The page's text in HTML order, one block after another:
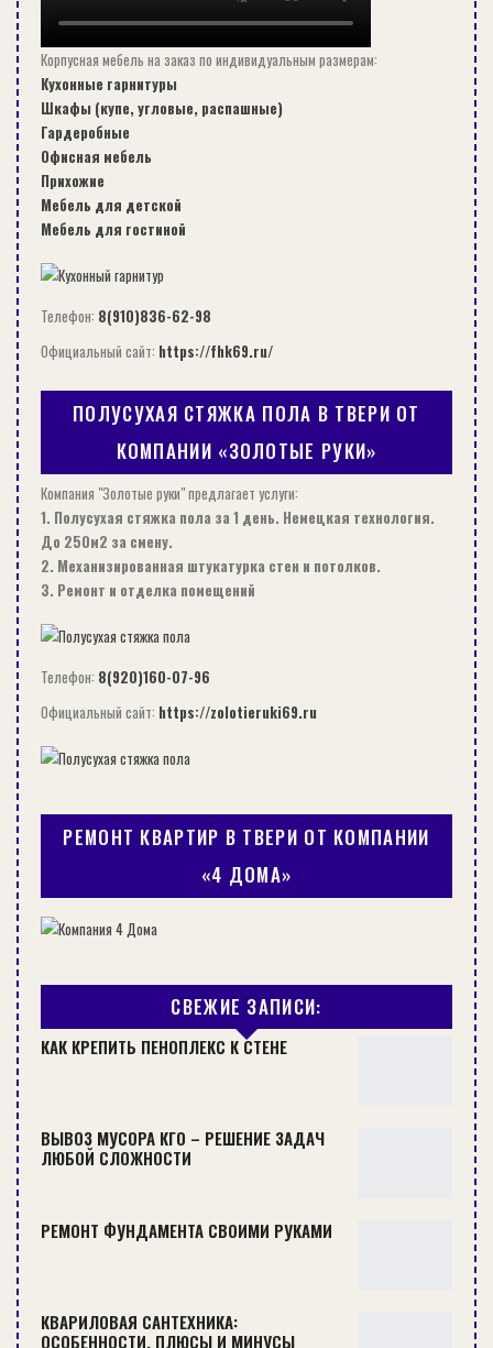
СОВРЕМЕННОЕ СТРОИТЕЛЬСТВО ДЕРЕВЯННЫХ КАРКАСНЫХ
ДОМОВ: ОТ…
ПОЛУСУХАЯ СТЯЖКА ПОЛА В ТВЕРИ ОТ КОМПАНИИ «ЗОЛОТЫЕ…
РЕМОНТ
АККУМУЛЯТОРНЫЙ ИНСТРУМЕНТ ДЛЯ ДОМА В ВОПРОСАХ И
ОТВЕТАХ
РЕМОНТ
3 ВАРИАНТА ОТДЕЛКИ ДЕРЕВЯННОЙ ВХОДНОЙ ДВЕРИ С
ПОМОЩЬЮ КРАСКИ
Преимущества и особенности
Качество и здоровье растений: В
Корпусная мебель на заказ по индивидуальным размерам:
Кухонные гарнитуры
Шкафы (купе, угловые, распашные)
Гардеробные
Офисная мебель
Прихожие
Мебель для детской
Мебель для гостиной
Телефон: 8(910)836-62-98
Официальный сайт: https://fhk69.ru/
ПОЛУСУХАЯ СТЯЖКА ПОЛА В ТВЕРИ ОТ
КОМПАНИИ «ЗОЛОТЫЕ РУКИ»
Компания "Золотые руки" предлагает услуги:
1. Полусухая стяжка пола за 1 день. Немецкая технология.
До 250м2 за смену.
2. Механизированная штукатурка стен и потолков.
3. Ремонт и отделка помещений
Телефон: 8(920)160-07-96
Официальный сайт: https://zolotieruki69.ru
РЕМОНТ КВАРТИР В ТВЕРИ ОТ КОМПАНИИ
«4 ДОМА»
СВЕЖИЕ ЗАПИСИ:
КАК КРЕПИТЬ ПЕНОПЛЕКС К СТЕНЕ
ВЫВОЗ МУСОРА КГО – РЕШЕНИЕ ЗАДАЧ
ЛЮБОЙ СЛОЖНОСТИ
РЕМОНТ ФУНДАМЕНТА СВОИМИ РУКАМИ
КВАРИЛОВАЯ САНТЕХНИКА:
ОСОБЕННОСТИ, ПЛЮСЫ И МИНУСЫ